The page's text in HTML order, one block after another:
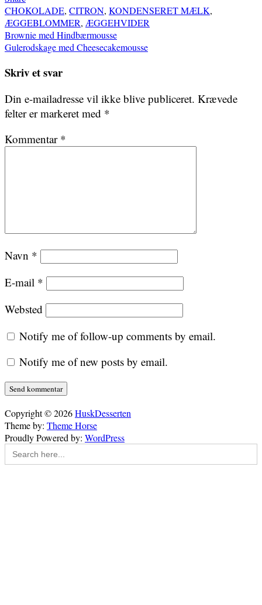
CHOKOLADE, CITRON, KONDENSERET MÆLK,
ÆGGEBLOMMER, ÆGGEHVIDER
Indlægsnavigation
Brownie med Hindbærmousse
Gulerodskage med Cheesecakemousse
Skriv et svar
Din e-mailadresse vil ikke blive publiceret. Krævede
felter er markeret med *
Kommentar *
Navn *
E-mail *
Websted
Notify me of follow-up comments by email.
Notify me of new posts by email.
Copyright © 2026HuskDesserten
Theme by: Theme Horse
Proudly Powered by: WordPress
Search
for: